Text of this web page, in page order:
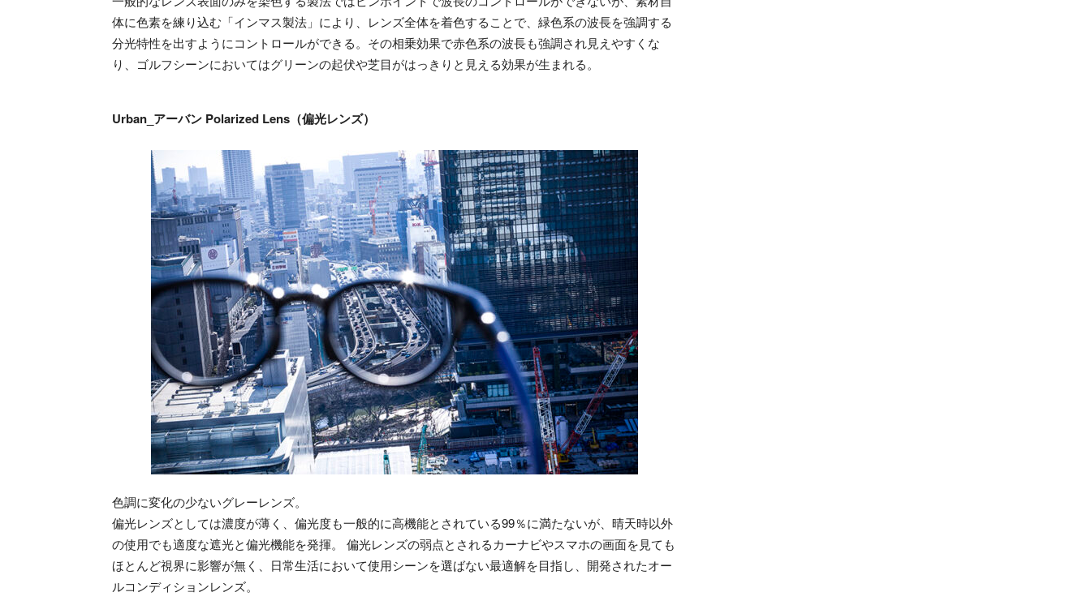
体に色素を練り込む「インマス製法」により、レンズ全体を着色することで、緑色系の波長を強調する
分光特性を出すようにコントロールができる。その相乗効果で赤色系の波長も強調され見えやすくな
り、ゴルフシーンにおいてはグリーンの起伏や芝目がはっきりと見える効果が生まれる。
Urban_アーバン Polarized Lens（偏光レンズ）
色調に変化の少ないグレーレンズ。
偏光レンズとしては濃度が薄く、偏光度も一般的に高機能とされている99％に満たないが、晴天時以外
の使用でも適度な遮光と偏光機能を発揮。 偏光レンズの弱点とされるカーナビやスマホの画面を見ても
ほとんど視界に影響が無く、日常生活において使用シーンを選ばない最適解を目指し、開発されたオー
ルコンディションレンズ。